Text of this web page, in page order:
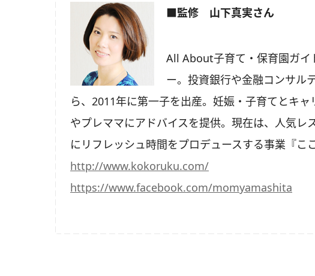
■監修 山下真実さん
All About子育て・保育園ガイ
ー。投資銀行や金融コンサル
ら、2011年に第一子を出産。妊娠・子育てとキ
やプレママにアドバイスを提供。現在は、人気レ
にリフレッシュ時間をプロデュースする事業『こ
http://www.kokoruku.com/
https://www.facebook.com/momyamashita